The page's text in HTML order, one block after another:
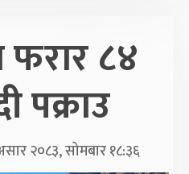
फरार ८४
पक्राउ
२०८३, सोमबार १८:३६